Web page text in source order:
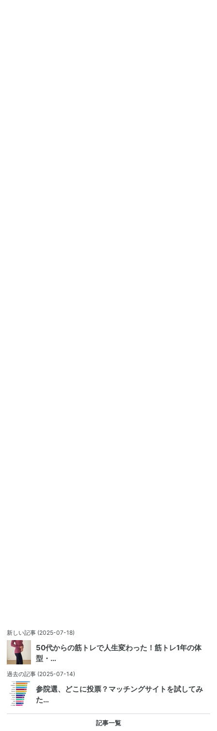
新しい記事 (2025-07-18)
50代からの筋トレで人生変わった！筋トレ1年の体
型・…
過去の記事 (2025-07-14)
参院選、どこに投票？マッチングサイトを試してみ
た…
記事一覧